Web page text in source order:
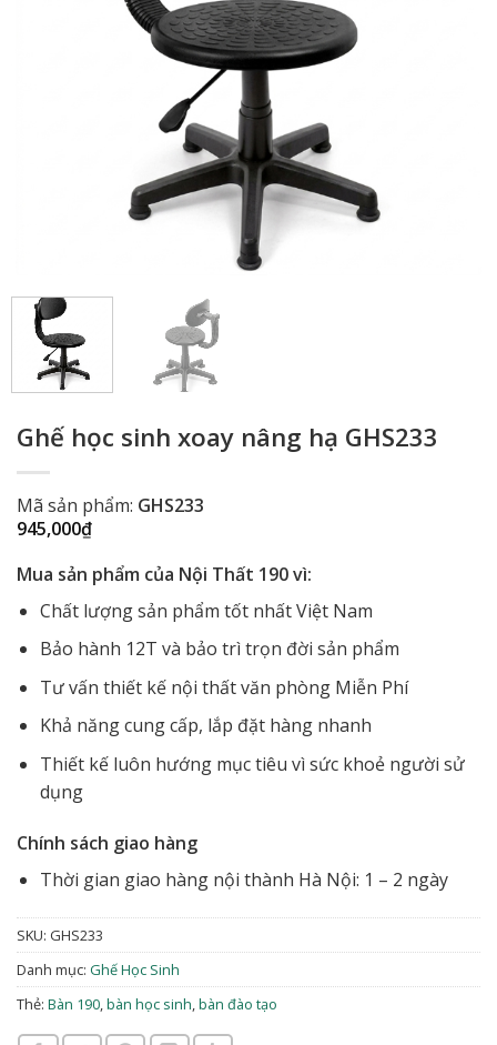
Ghế học sinh xoay nâng hạ GHS233
Mã sản phẩm: GHS233
945,000₫
Mua sản phẩm của Nội Thất 190 vì:
Chất lượng sản phẩm tốt nhất Việt Nam
Bảo hành 12T và bảo trì trọn đời sản phẩm
Tư vấn thiết kế nội thất văn phòng Miễn Phí
Khả năng cung cấp, lắp đặt hàng nhanh
Thiết kế luôn hướng mục tiêu vì sức khoẻ người sử
dụng
Chính sách giao hàng
Thời gian giao hàng nội thành Hà Nội: 1 – 2 ngày
SKU: GHS233
Danh mục: Ghế Học Sinh
Thẻ: Bàn 190,bàn học sinh,bàn đào tạo